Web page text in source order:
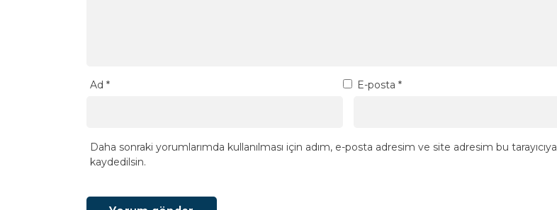
Ad * E-posta *
Daha sonraki yorumlarımda kullanılması için adım, e-posta adresim ve site adresim bu tarayıcıya
kaydedilsin.